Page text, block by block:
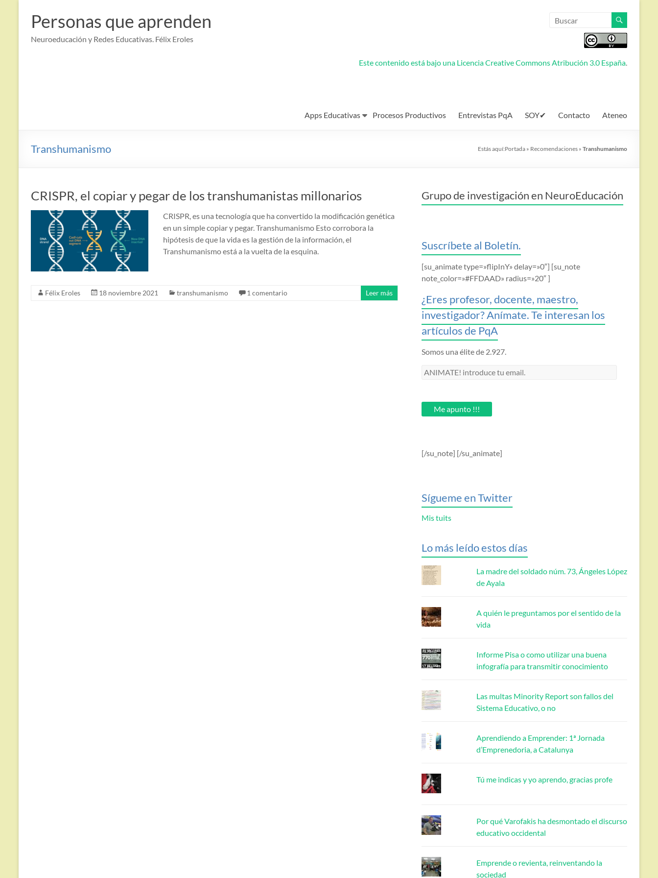
contenido
Personas que aprenden
Neuroeducación y Redes Educativas. Félix Eroles
Este contenido está bajo una Licencia Creative Commons Atribución 3.0 España.
Apps Educativas Procesos Productivos Entrevistas PqA SOY✔ Contacto Ateneo
Transhumanismo Estás aquí:Portada » Recomendaciones » Transhumanismo
CRISPR, el copiar y pegar de los transhumanistas millonarios
CRISPR, es una tecnología que ha convertido la modificación genética
en un simple copiar y pegar. Transhumanismo Esto corrobora la
hipótesis de que la vida es la gestión de la información, el
Transhumanismo está a la vuelta de la esquina.
Félix Eroles 18 noviembre 2021 transhumanismo 1 comentario Leer más
Grupo de investigación en NeuroEducación
Suscríbete al Boletín.
[su_animate type=»flipInY» delay=»0″] [su_note
note_color=»#FFDAAD» radius=»20″ ]
¿Eres profesor, docente, maestro,
investigador? Anímate. Te interesan los
artículos de PqA
Somos una élite de 2.927.
ANIMATE!
email.Me apunto !!!
[/su_note] [/su_animate]
Sígueme en Twitter
Mis tuits
Lo más leído estos días
La madre del soldado núm. 73, Ángeles López
de Ayala
A quién le preguntamos por el sentido de la
vida
Informe Pisa o como utilizar una buena
infografía para transmitir conocimiento
Las multas Minority Report son fallos del
Sistema Educativo, o no
Aprendiendo a Emprender: 1ª Jornada
d’Emprenedoria, a Catalunya
Tú me indicas y yo aprendo, gracias profe
Por qué Varofakis ha desmontado el discurso
educativo occidental
Emprende o revienta, reinventando la
sociedad